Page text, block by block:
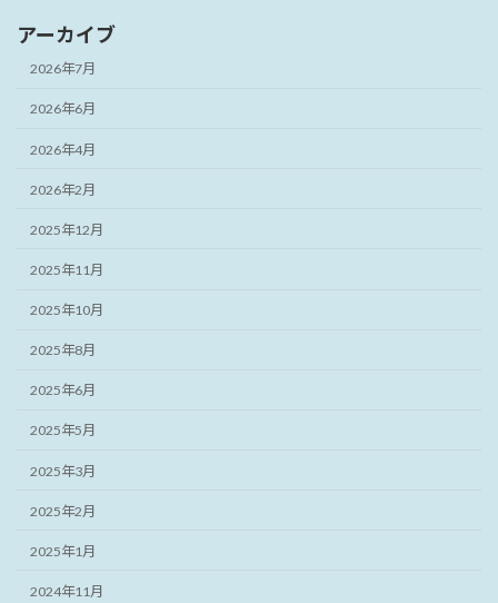
アーカイブ
2026年7月
2026年6月
2026年4月
2026年2月
2025年12月
2025年11月
2025年10月
2025年8月
2025年6月
2025年5月
2025年3月
2025年2月
2025年1月
2024年11月